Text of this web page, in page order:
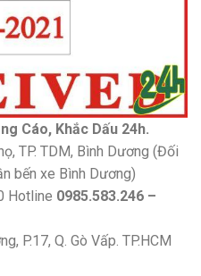
Cáo, Khắc Dấu 24h.
TP. TDM, Bình Dương (Đối
bến xe Bình Dương)
Hotline 0985.583.246 –
P.17, Q. Gò Vấp. TP.HCM